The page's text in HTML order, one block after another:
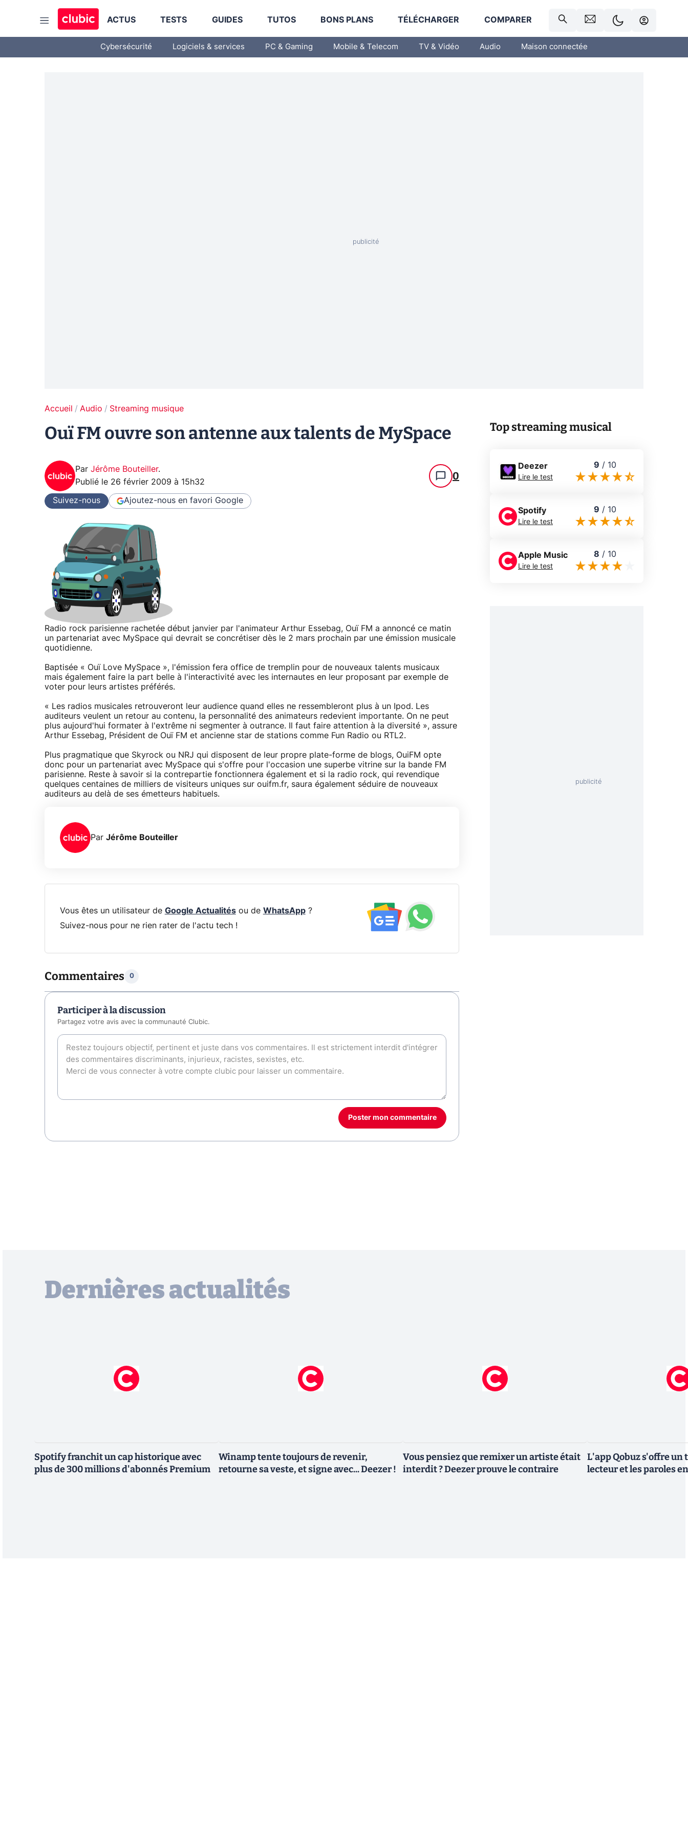
ACTUS TESTS GUIDES TUTOS BONS PLANS TÉLÉCHARGER COMPARER
Cybersécurité Logiciels & services PC & Gaming Mobile & Telecom TV & Vidéo Audio Maison connectée
Accueil Audio Streaming musique
Ouï FM ouvre son antenne aux talents de MySpace
Par Jérôme Bouteiller.
Publié le 26 février 2009 à 15h32 0
Suivez-nous Ajoutez-nous en favori Google
Radio rock parisienne rachetée début janvier par l'animateur Arthur Essebag, Ouï FM a annoncé ce matin
un partenariat avec MySpace qui devrait se concrétiser dès le 2 mars prochain par une émission musicale
quotidienne.
Baptisée « Ouï Love MySpace », l'émission fera office de tremplin pour de nouveaux talents musicaux
mais également faire la part belle à l'interactivité avec les internautes en leur proposant par exemple de
voter pour leurs artistes préférés.
« Les radios musicales retrouveront leur audience quand elles ne ressembleront plus à un Ipod. Les
auditeurs veulent un retour au contenu, la personnalité des animateurs redevient importante. On ne peut
plus aujourd'hui formater à l'extrême ni segmenter à outrance. Il faut faire attention à la diversité », assure
Arthur Essebag, Président de Ouï FM et ancienne star de stations comme Fun Radio ou RTL2.
Plus pragmatique que Skyrock ou NRJ qui disposent de leur propre plate-forme de blogs, OuiFM opte
donc pour un partenariat avec MySpace qui s'offre pour l'occasion une superbe vitrine sur la bande FM
parisienne. Reste à savoir si la contrepartie fonctionnera également et si la radio rock, qui revendique
quelques centaines de milliers de visiteurs uniques sur ouifm.fr, saura également séduire de nouveaux
auditeurs au delà de ses émetteurs habituels.
Par Jérôme Bouteiller
Vous êtes un utilisateur de Google Actualitésou de WhatsApp?
Suivez-nous pour ne rien rater de l'actu tech !
Commentaires 0
Participer à la discussion
Partagez votre avis avec la communauté Clubic.
Poster mon commentaire
Top streaming musical
Deezer
Lire le test
9 / 10
Spotify
Lire le test
9 / 10
Apple Music
Lire le test
8 / 10
Dernières actualités
Spotify franchit un cap historique avec
plus de 300 millions d'abonnés Premium
Winamp tente toujours de revenir,
retourne sa veste, et signe avec... Deezer !
Vous pensiez que remixer un artiste était
interdit ? Deezer prouve le contraire
L'app Qobuz s'offre un
lecteur et les paroles